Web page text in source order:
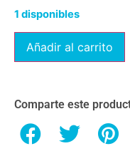
1 disponibles
Añadir al carrito
Comparte este